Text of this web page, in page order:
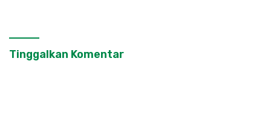
Tinggalkan Komentar